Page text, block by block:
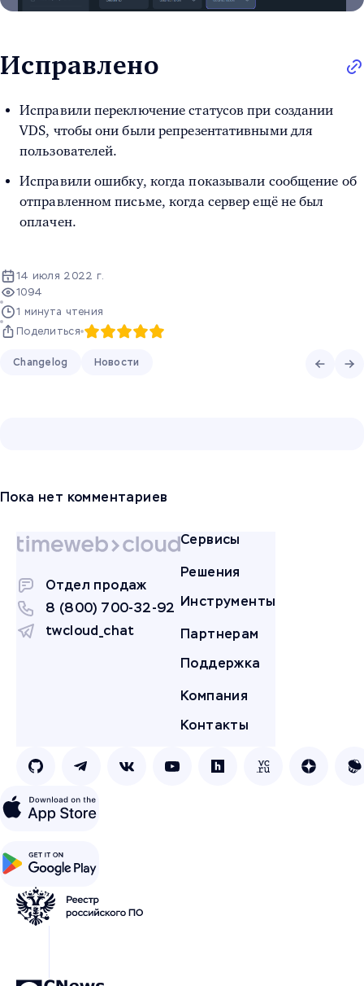
Исправлено
Исправили переключение статусов при создании
VDS, чтобы они были репрезентативными для
пользователей.
Исправили ошибку, когда показывали сообщение об
отправленном письме, когда сервер ещё не был
оплачен.
14 июля 2022 г.
1094
1 минута чтения
Поделиться
Changelog Новости
Пока нет комментариев
Отдел продаж
8 (800) 700-32-92
twcloud_chat
Сервисы
Решения
Инструменты
Партнерам
Поддержка
Компания
Контакты